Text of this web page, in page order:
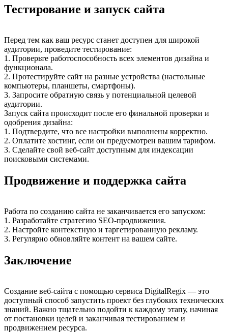
Тестирование и запуск сайта
Перед тем как ваш ресурс станет доступен для широкой
аудитории, проведите тестирование:
1. Проверьте работоспособность всех элементов дизайна и
функционала.
2. Протестируйте сайт на разные устройства (настольные
компьютеры, планшеты, смартфоны).
3. Запросите обратную связь у потенциальной целевой
аудитории.
Запуск сайта происходит после его финальной проверки и
одобрения дизайна:
1. Подтвердите, что все настройки выполнены корректно.
2. Оплатите хостинг, если он предусмотрен вашим тарифом.
3. Сделайте свой веб-сайт доступным для индексации
поисковыми системами.
Продвижение и поддержка сайта
Работа по созданию сайта не заканчивается его запуском:
1. Разработайте стратегию SEO-продвижения.
2. Настройте контекстную и таргетированную рекламу.
3. Регулярно обновляйте контент на вашем сайте.
Заключение
Создание веб-сайта с помощью сервиса DigitalRegix — это
доступный способ запустить проект без глубоких технических
знаний. Важно тщательно подойти к каждому этапу, начиная
от постановки целей и заканчивая тестированием и
продвижением ресурса.